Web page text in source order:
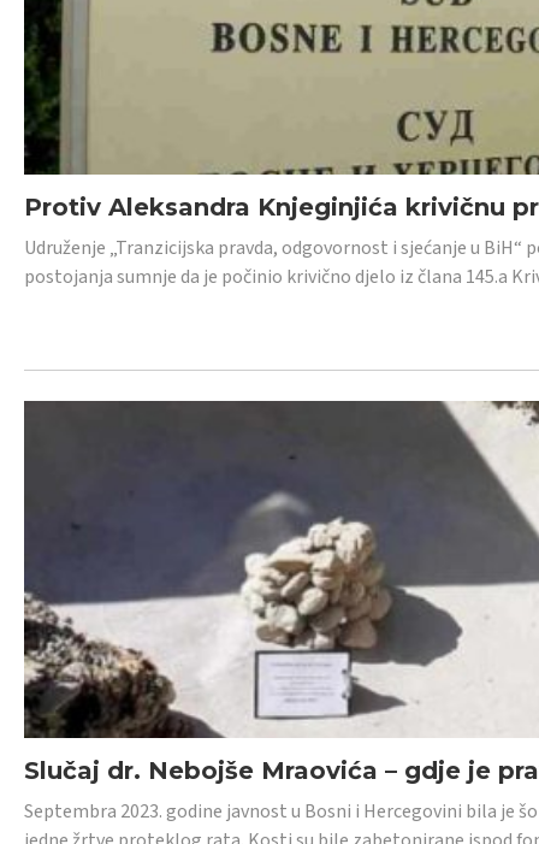
Protiv Aleksandra Knjeginjića krivičnu
Udruženje „Tranzicijska pravda, odgovornost i sjećanje u
postojanja sumnje da je počinio krivično djelo iz člana 145.a
Slučaj dr. Nebojše Mraovića – gdje je
Septembra 2023. godine javnost u Bosni i Hercegovini bila je